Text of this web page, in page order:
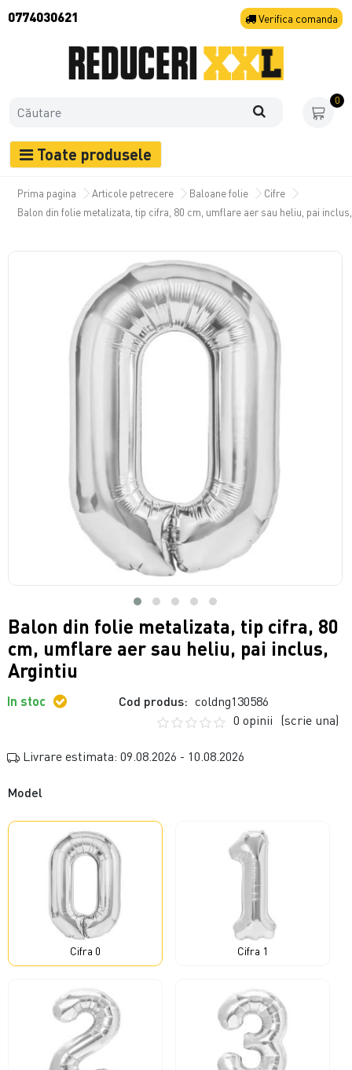
0774030621 Verifica comanda
0
Toate produsele
Prima pagina Articole petrecere Baloane folie
Cifre
Balon din folie metalizata, tip cifra, 80 cm, umflare aer sau heliu, pai
Balon din folie metalizata, tip cifra, 80
cm, umflare aer sau heliu, pai inclus,
Argintiu
In stoc Cod produs: coldng130586
0 opinii (scrie una)
Livrare estimata: 09.08.2026 - 10.08.2026
Model
Cifra 0 Cifra 1